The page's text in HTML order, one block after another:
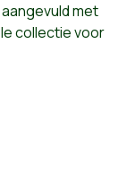
met
collectie voor